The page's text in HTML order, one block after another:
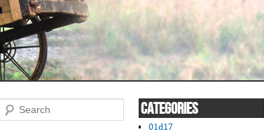
Search CATEGORIES
01d17